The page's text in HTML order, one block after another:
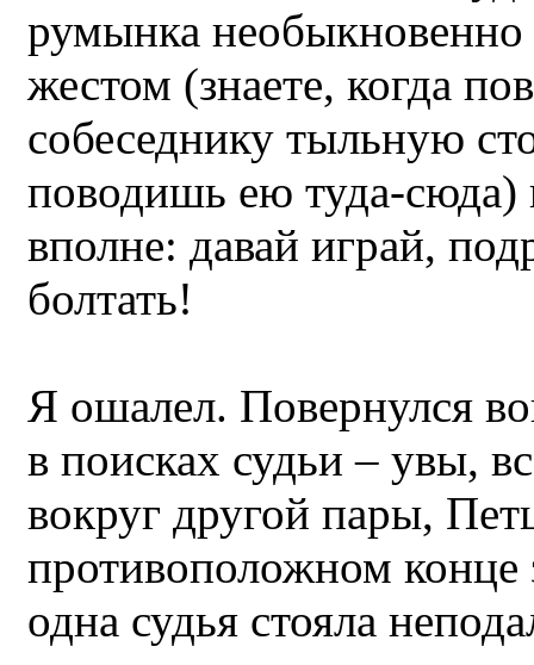
румынка
жестом (знаете, когда
собеседнику тыльную
поводишь ею туда-сюда)
вполне: давай играй,
болтать!
Я ошалел. Повернулся
в поисках судьи – увы,
вокруг другой пары,
противоположном конце
одна судья стояла